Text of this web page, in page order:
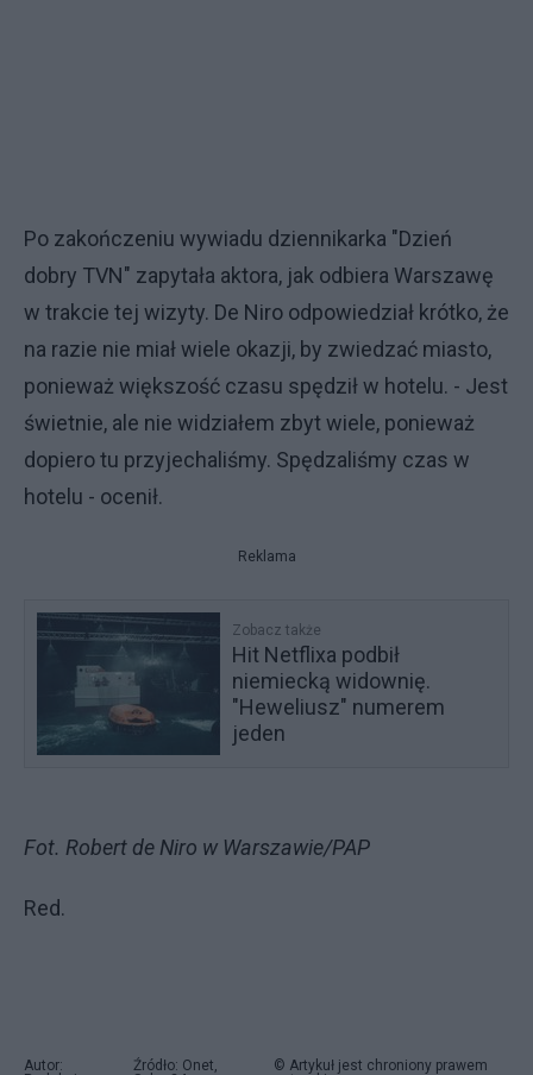
Po zakończeniu wywiadu dziennikarka "Dzień
dobry TVN" zapytała aktora, jak odbiera Warszawę
w trakcie tej wizyty. De Niro odpowiedział krótko, że
na razie nie miał wiele okazji, by zwiedzać miasto,
ponieważ większość czasu spędził w hotelu. - Jest
świetnie, ale nie widziałem zbyt wiele, ponieważ
dopiero tu przyjechaliśmy. Spędzaliśmy czas w
hotelu - ocenił.
Reklama
Zobacz także
Hit Netflixa podbił
niemiecką widownię.
"Heweliusz" numerem
jeden
Fot. Robert de Niro w Warszawie/PAP
Red.
Autor:
Źródło: Onet,
© Artykuł jest chroniony prawem